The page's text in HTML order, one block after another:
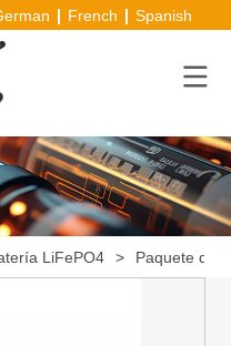
French Spanish
LiFePO4 > Paquete de